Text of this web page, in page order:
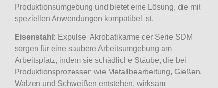
Produktionsumgebung und bietet eine Lösung, die mit
speziellen Anwendungen kompatibel ist.
Eisenstahl: Expulse Akrobatikarme der Serie SDM
sorgen für eine saubere Arbeitsumgebung am
Arbeitsplatz, indem sie schädliche Stäube, die bei
Produktionsprozessen wie Metallbearbeitung, Gießen,
Walzen und Schweißen entstehen, wirksam